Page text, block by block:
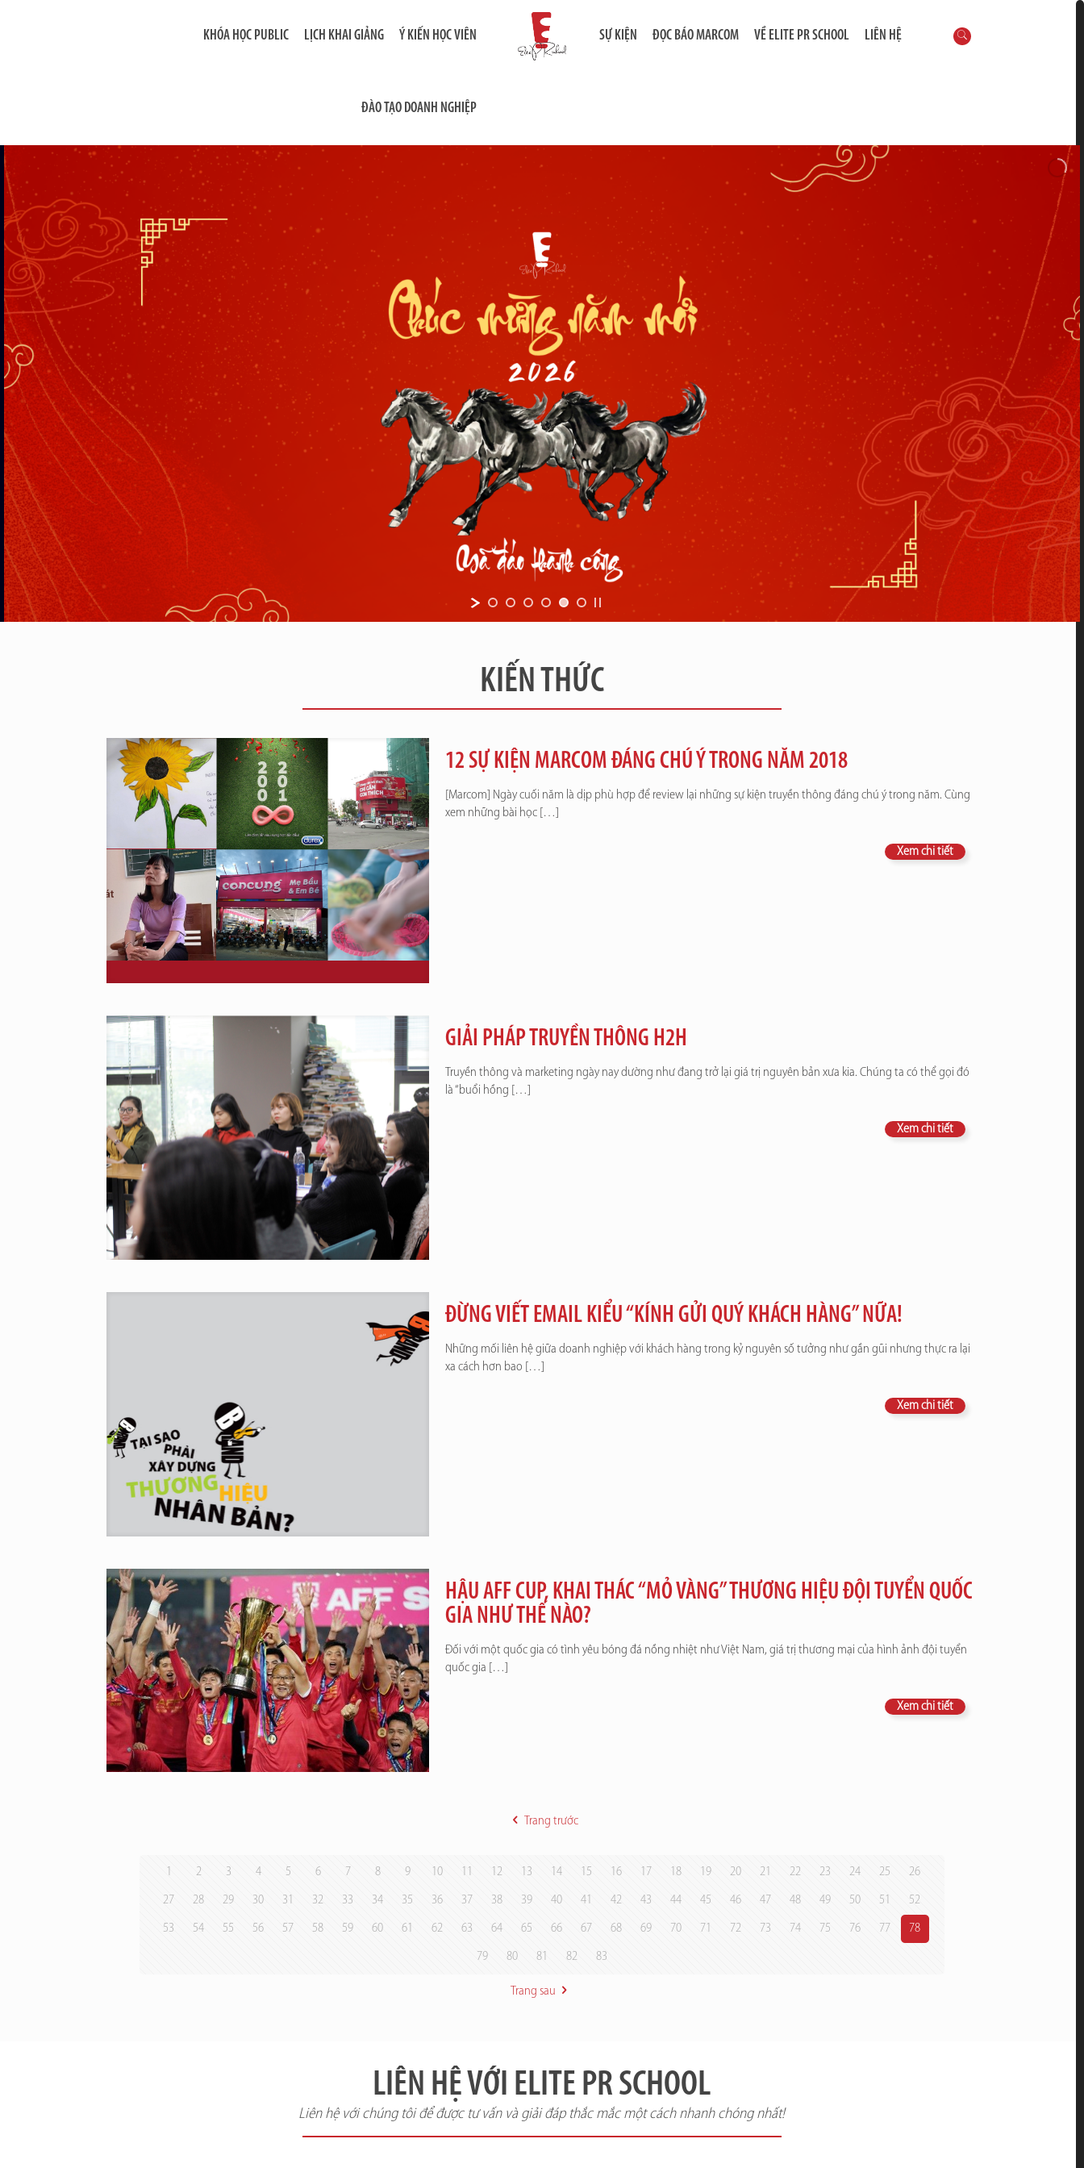
KHÓA HỌC PUBLIC LỊCH KHAI GIẢNG Ý KIẾN HỌC VIÊN
ĐÀO TẠO DOANH NGHIỆP
SỰ KIỆN ĐỌC BÁO MARCOM VỀ ELITE PR SCHOOL LIÊN HỆ
KIẾN THỨC
12 SỰ KIỆN MARCOM ĐÁNG CHÚ Ý TRONG NĂM 2018
[Marcom] Ngày cuối năm là dịp phù hợp để review lại những sự kiện truyền thông đáng chú ý trong năm. Cùng
xem những bài học[…]
Xem chi tiết
GIẢI PHÁP TRUYỀN THÔNG H2H
Truyền thông và marketing ngày nay dường như đang trở lại giá trị nguyên bản xưa kia. Chúng ta có thể gọi đó
là “buổi hồng […]
Xem chi tiết
ĐỪNG VIẾT EMAIL KIỂU “KÍNH GỬI QUÝ KHÁCH HÀNG” NỮA!
Những mối liên hệ giữa doanh nghiệp với khách hàng trong kỷ nguyên số tưởng như gần gũi nhưng thực ra lại
xa cách hơn bao […]
Xem chi tiết
HẬU AFF CUP, KHAI THÁC “MỎ VÀNG” THƯƠNG HIỆU ĐỘI TUYỂN QUỐC
GIA NHƯ THẾ NÀO?
Đối với một quốc gia có tình yêu bóng đá nồng nhiệt như Việt Nam, giá trị thương mại của hình ảnh đội tuyển
quốc gia […]
Xem chi tiết
Trang trước
1 2 3 4 5 6 7 8 9 10 11 12 13 14 15 16 17 18 19 20 21 22 23 24 25 26
27 28 29 30 31 32 33 34 35 36 37 38 39 40 41 42 43 44 45 46 47 48 49 50 51 52
53 54 55 56 57 58 59 60 61 62 63 64 65 66 67 68 69 70 71 72 73 74 75 76 77 78
79 80 81 82 83
Trang sau
LIÊN HỆ VỚI ELITE PR SCHOOL
Liên hệ với chúng tôi để được tư vấn và giải đáp thắc mắc một cách nhanh chóng nhất!